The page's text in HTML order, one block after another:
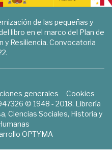
de las pequeñas y
libro en el marco del Plan de
y Resiliencia. Convocatoria
generales
Cookies
© 1948 - 2018. Librería
Ciencias Sociales, Historia y
OPTYMA